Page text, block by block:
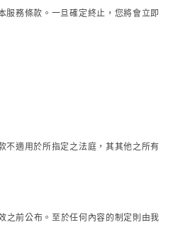
務條款。一旦確定終止，您將會立即
不適用於所指定之法庭，其其他之所有
之前公布。至於任何內容的制定則由我